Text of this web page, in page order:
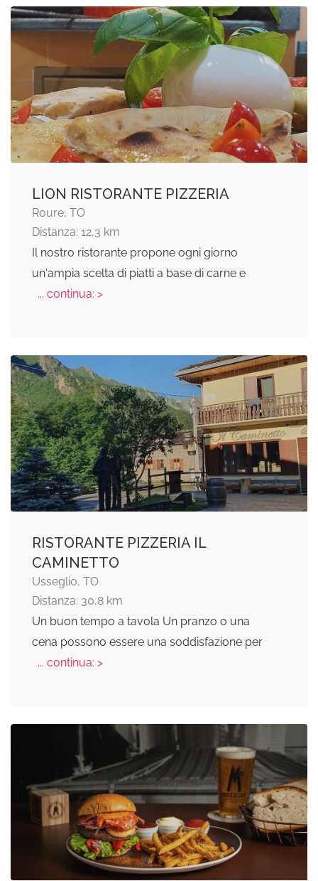
LION RISTORANTE PIZZERIA
Roure, TO
Distanza: 12,3 km
Il nostro ristorante propone ogni giorno
un'ampia scelta di piatti a base di carne e
... continua: >
RISTORANTE PIZZERIA IL
CAMINETTO
Usseglio, TO
Distanza: 30,8 km
Un buon tempo a tavola Un pranzo o una
cena possono essere una soddisfazione per
... continua: >